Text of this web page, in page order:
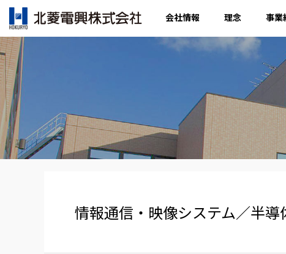
会社情報 理念 事業
情報通信・映像システム／半導